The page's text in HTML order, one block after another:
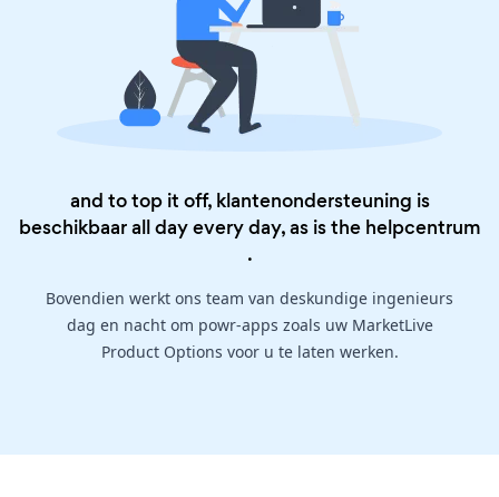
and to top it off, klantenondersteuning is
beschikbaar all day every day, as is the helpcentrum
.
Bovendien werkt ons team van deskundige ingenieurs
dag en nacht om powr-apps zoals uw MarketLive
Product Options voor u te laten werken.